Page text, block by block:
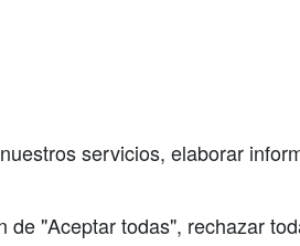
servicios, elaborar
"Aceptar todas", rechazar